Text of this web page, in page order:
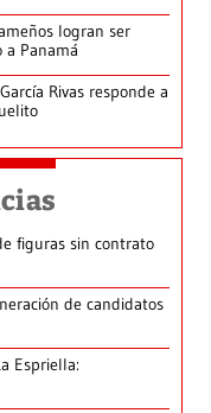
logran ser
Panamá
Rivas responde a
figuras sin contrato
de candidatos
Espriella: